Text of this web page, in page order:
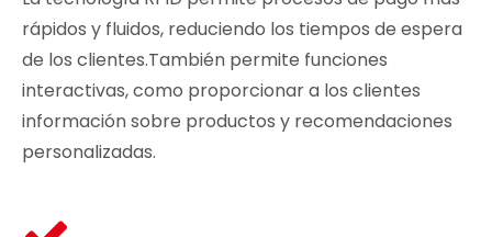
rápidos y fluidos, reduciendo los tiempos de espera
de los clientes.También permite funciones
interactivas, como proporcionar a los clientes
información sobre productos y recomendaciones
personalizadas.